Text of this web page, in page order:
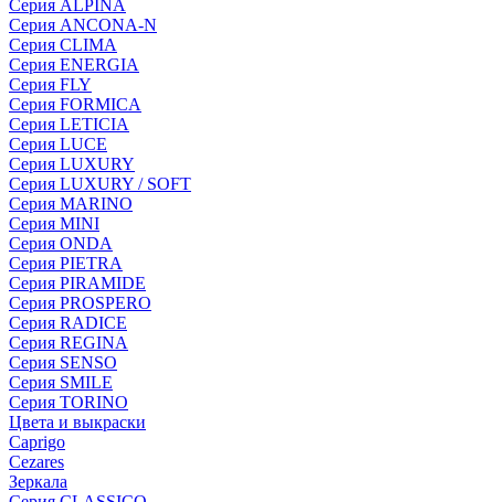
Серия ALPINA
Серия ANCONA-N
Серия CLIMA
Серия ENERGIA
Серия FLY
Серия FORMICA
Серия LETICIA
Серия LUCE
Серия LUXURY
Серия LUXURY / SOFT
Серия MARINO
Серия MINI
Серия ONDA
Серия PIETRA
Серия PIRAMIDE
Серия PROSPERO
Серия RADICE
Серия REGINA
Серия SENSO
Серия SMILE
Серия TORINO
Цвета и выкраски
Caprigo
Cezares
Зеркала